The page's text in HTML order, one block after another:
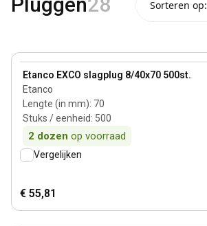
Sorteren op:
Etanco EXCO slagplug 8/40x70 500st.
Etanco
Lengte (in mm): 70
Stuks / eenheid: 500
2 dozen op voorraad
View product
Vergelijken
€ 55,81